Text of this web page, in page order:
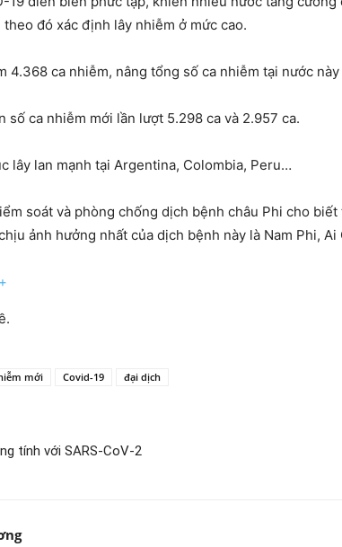
đó xác định lây nhiễm ở mức cao.
4.368 ca nhiễm, nâng tổng số ca nhiễm tại nước
số ca nhiễm mới lần lượt 5.298 ca và 2.957 ca.
lây lan mạnh tại Argentina, Colombia, Peru…
soát và phòng chống dịch bệnh châu Phi cho
ảnh hưởng nhất của dịch bệnh này là Nam Phi,
mới Covid-19 đại dịch
tính với SARS-CoV-2